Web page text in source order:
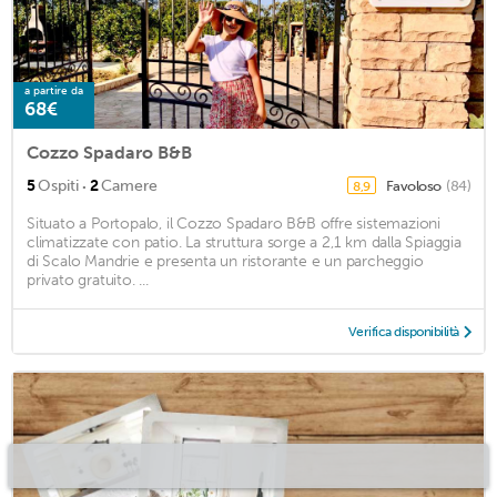
a partire da
68€
Cozzo Spadaro B&B
5Ospiti · 2Camere 8,9 Favoloso (84)
Situato a Portopalo, il Cozzo Spadaro B&B offre sistemazioni
climatizzate con patio. La struttura sorge a 2,1 km dalla Spiaggia
di Scalo Mandrie e presenta un ristorante e un parcheggio
privato gratuito. ...
Verifica disponibilità